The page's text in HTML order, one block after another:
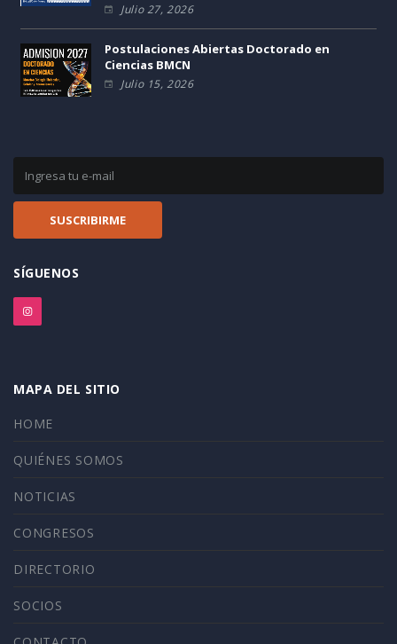
Julio 27, 2026
Postulaciones Abiertas Doctorado en
Ciencias BMCN
Julio 15, 2026
SÍGUENOS
MAPA DEL SITIO
HOME
QUIÉNES SOMOS
NOTICIAS
CONGRESOS
DIRECTORIO
SOCIOS